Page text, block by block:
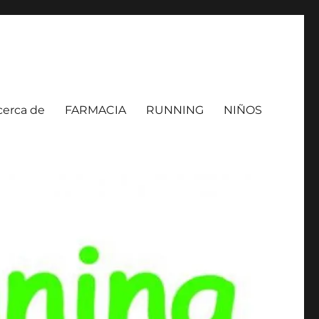
de FARMACIA RUNNING NIÑOS